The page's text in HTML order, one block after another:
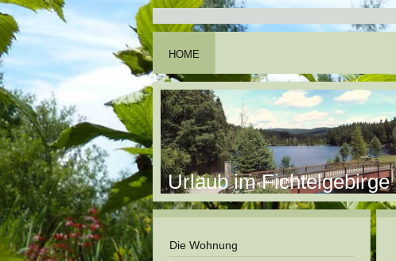
HOME
Urlaub im Fichtelgebirge
Die Wohnung